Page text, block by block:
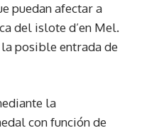
puedan afectar a
del islote d’en Mel.
posible entrada de
la
con función de